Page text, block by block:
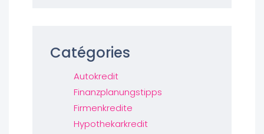
Catégories
Autokredit
Finanzplanungstipps
Firmenkredite
Hypothekarkredit